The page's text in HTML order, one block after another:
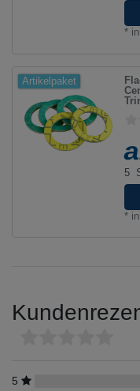
*
Artikelpaket
5
*
5